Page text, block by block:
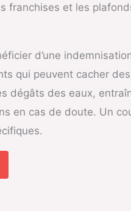
et les
d’une
qui peuvent cacher
dégâts des eaux,
en cas de doute. Un